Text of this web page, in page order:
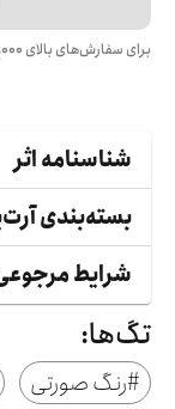
برای سفارش‌های بالای
شناسنامه اثر
بسته‌بندی
شرایط
تگ‌ها:
#رنگ صورتی